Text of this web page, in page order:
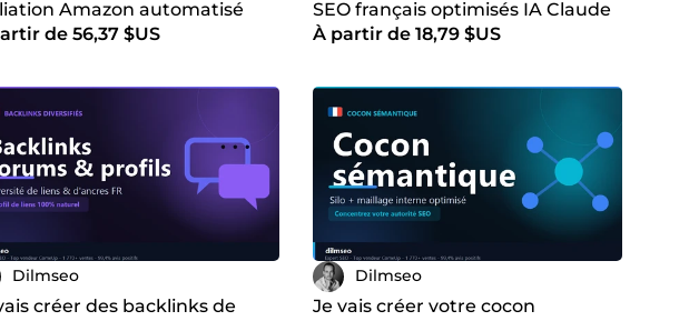
Amazon automatisé
générer des revenus passifs
de 56,37 $US
SEO français optimisés IA Claude
GPT-4
À partir de 18,79 $US
Dilmseo
créer des backlinks de
Dilmseo
Je vais créer votre cocon